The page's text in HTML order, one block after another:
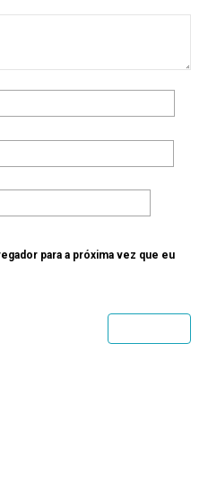
para a próxima vez que eu